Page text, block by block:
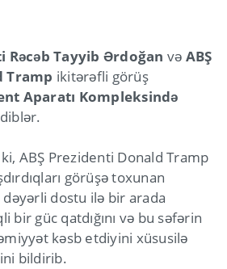
Rəcəb Tayyib Ərdoğan və ABŞ
Tramp ikitərəfli görüş
Aparatı Kompleksində
ABŞ Prezidenti Donald Tramp
görüşə toxunan
dostu ilə bir arada
bir güc qatdığını və bu səfərin
kəsb etdiyini xüsusilə
bildirib.